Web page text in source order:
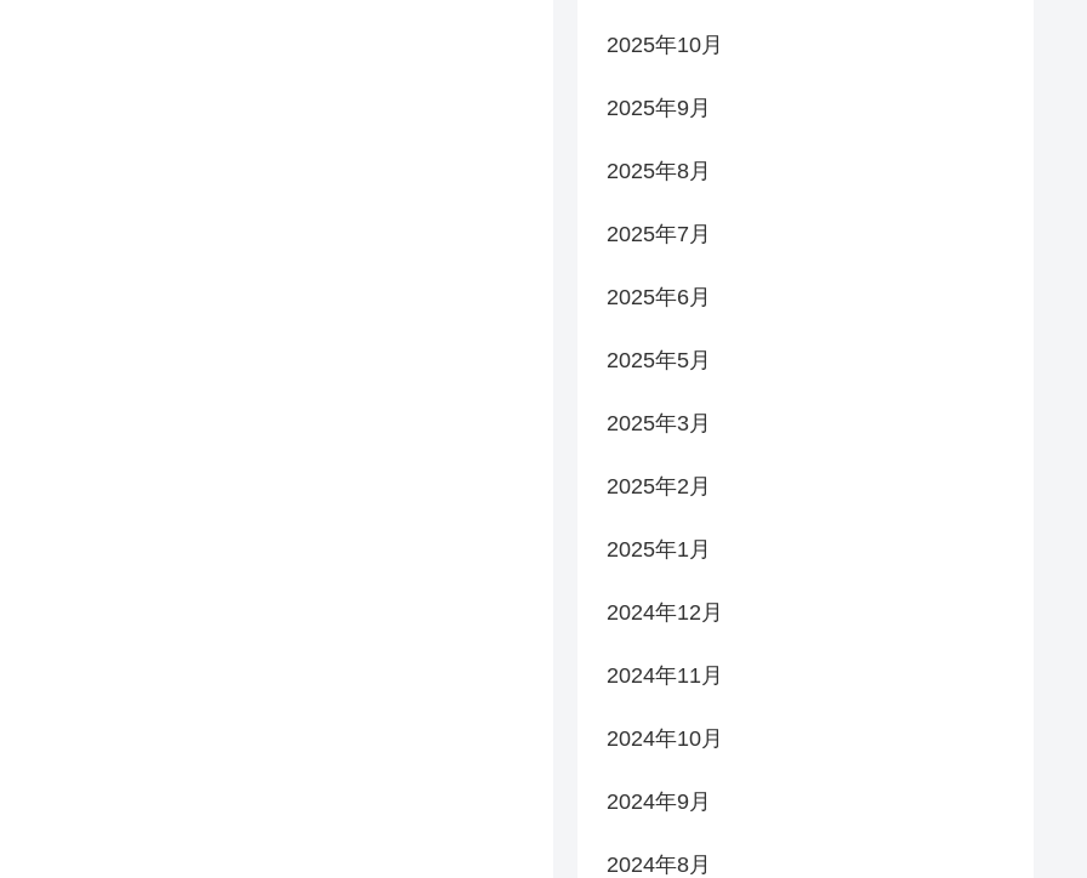
2025年10月
2025年9月
2025年8月
2025年7月
2025年6月
2025年5月
2025年3月
2025年2月
2025年1月
2024年12月
2024年11月
2024年10月
2024年9月
2024年8月